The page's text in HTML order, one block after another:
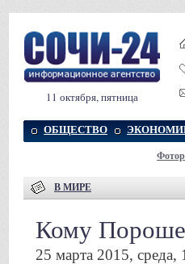
11 октября, пятница
ОБЩЕСТВО
В МИРЕ
Кому
25 марта 2015,